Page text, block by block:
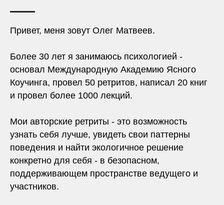
Привет, меня зовут Олег Матвеев.
Более 30 лет я занимаюсь психологией -
основал Международную Академию Ясного
Коучинга, провел 50 ретритов, написал 20 книг
и провел более 1000 лекций.
Мои авторские ретриты - это возможность
узнать себя лучше, увидеть свои паттерны
поведения и найти экологичное решение
конкретно для себя - в безопасном,
поддерживающем пространстве ведущего и
участников.